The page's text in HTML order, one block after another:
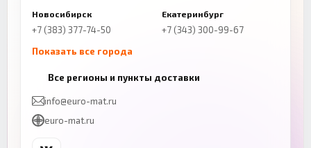
Новосибирск
+7 (383) 377-74-50
Екатеринбург
+7 (343) 300-99-67
Показать все города
+7 (843) 206-01-30
Челябинск
+7 (343) 300-99-67
Все регионы и пункты доставки
info@euro-mat.ru
euro-mat.ru